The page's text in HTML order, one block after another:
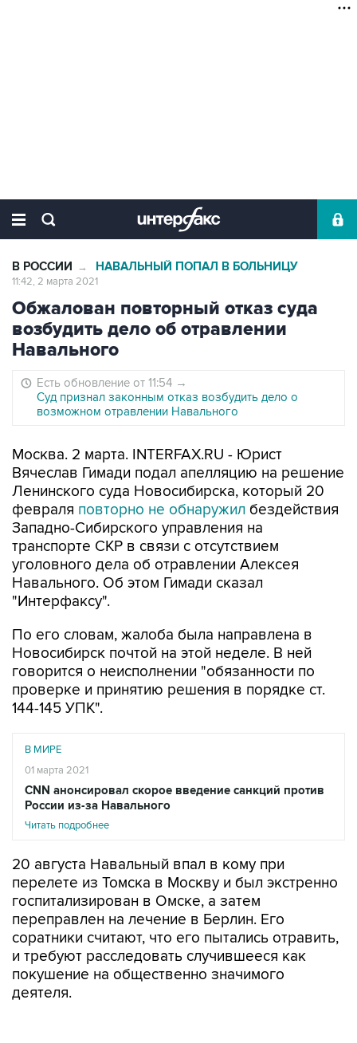
В РОССИИ → НАВАЛЬНЫЙ ПОПАЛ В БОЛЬНИЦУ
11:42, 2 марта 2021
Обжалован повторный отказ суда
возбудить дело об отравлении
Навального
Есть обновление от 11:54 →
Суд признал законным отказ возбудить дело о
возможном отравлении Навального
Москва. 2 марта. INTERFAX.RU - Юрист
Вячеслав Гимади подал апелляцию на решение
Ленинского суда Новосибирска, который 20
февраля повторно не обнаружил бездействия
Западно-Сибирского управления на
транспорте СКР в связи с отсутствием
уголовного дела об отравлении Алексея
Навального. Об этом Гимади сказал
"Интерфаксу".
По его словам, жалоба была направлена в
Новосибирск почтой на этой неделе. В ней
говорится о неисполнении "обязанности по
проверке и принятию решения в порядке ст.
144-145 УПК".
В МИРЕ
01 марта 2021
СNN анонсировал скорое введение санкций против
России из-за Навального
Читать подробнее
20 августа Навальный впал в кому при
перелете из Томска в Москву и был экстренно
госпитализирован в Омске, а затем
переправлен на лечение в Берлин. Его
соратники считают, что его пытались отравить,
и требуют расследовать случившееся как
покушение на общественно значимого
деятеля.